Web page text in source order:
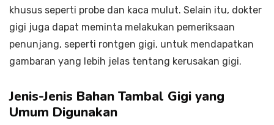
khusus seperti probe dan kaca mulut. Selain itu, dokter
gigi juga dapat meminta melakukan pemeriksaan
penunjang, seperti rontgen gigi, untuk mendapatkan
gambaran yang lebih jelas tentang kerusakan gigi.
Jenis-Jenis Bahan Tambal Gigi yang
Umum Digunakan